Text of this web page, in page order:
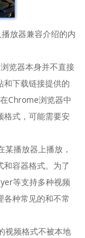
放器兼容介绍的内
览器本身并不直接
和下载链接提供的
Chrome浏览器中
格式，可能需要安
播放器上播放，
和容器格式。为了
等支持多种视频
种常见的和不常
视频格式不被本地